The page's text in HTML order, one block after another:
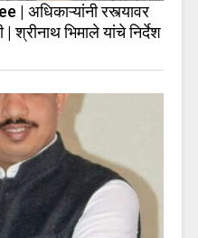
अधिकाऱ्यांनी रस्त्यावर
श्रीनाथ भिमाले यांचे निर्देश